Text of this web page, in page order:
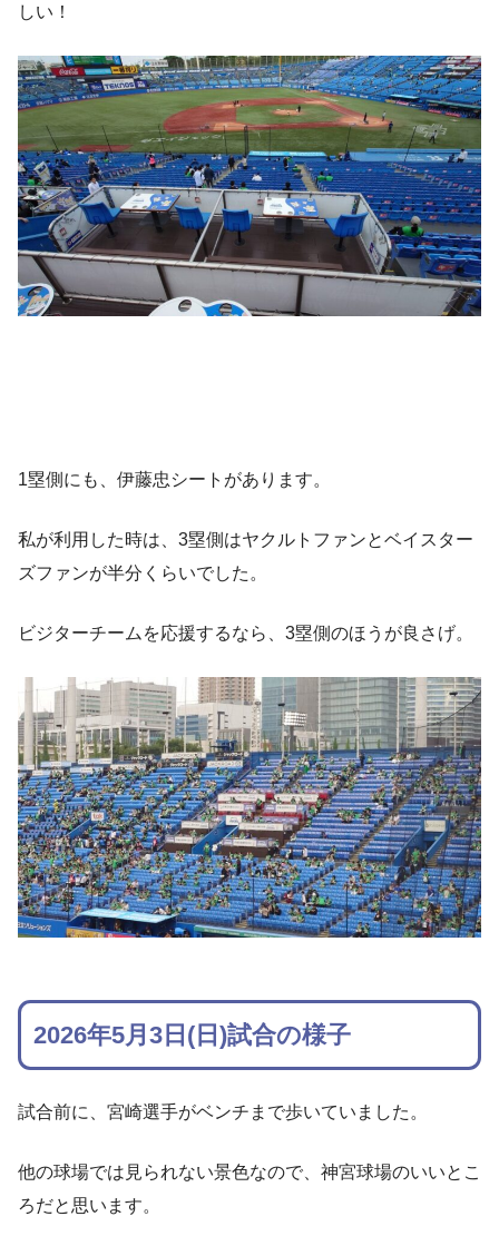
しい！
1塁側にも、伊藤忠シートがあります。
私が利用した時は、3塁側はヤクルトファンとベイスター
ズファンが半分くらいでした。
ビジターチームを応援するなら、3塁側のほうが良さげ。
2026年5月3日(日)試合の様子
試合前に、宮崎選手がベンチまで歩いていました。
他の球場では見られない景色なので、神宮球場のいいとこ
ろだと思います。